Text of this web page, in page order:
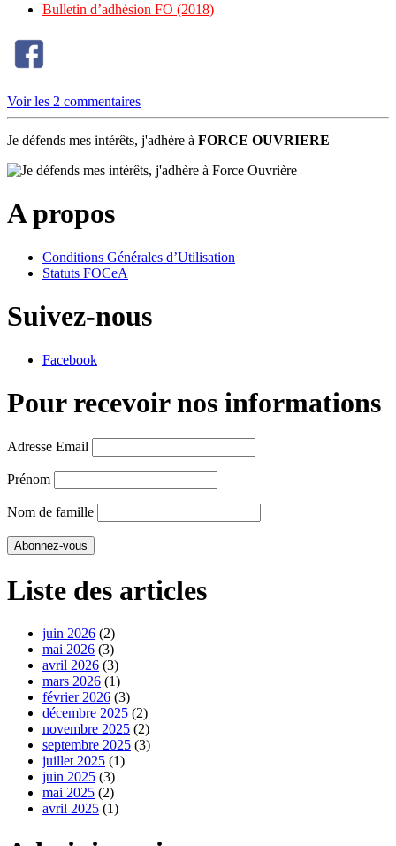
Bulletin d’adhésion FO (2018)
Voir les 2 commentaires
Je défends mes intérêts, j'adhère à FORCE OUVRIERE
A propos
Conditions Générales d’Utilisation
Statuts FOCeA
Suivez-nous
Facebook
Pour recevoir nos informations
Adresse Email
Prénom
Nom de famille
Liste des articles
juin 2026 (2)
mai 2026 (3)
avril 2026 (3)
mars 2026 (1)
février 2026 (3)
décembre 2025 (2)
novembre 2025 (2)
septembre 2025 (3)
juillet 2025 (1)
juin 2025 (3)
mai 2025 (2)
avril 2025 (1)